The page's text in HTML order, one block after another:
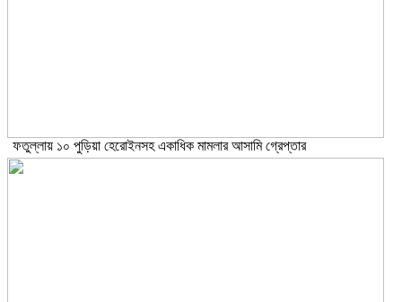
ফতুল্লায় ১০ পুড়িয়া হেরোইনসহ একাধিক মামলার আসামি গ্রেপ্তার